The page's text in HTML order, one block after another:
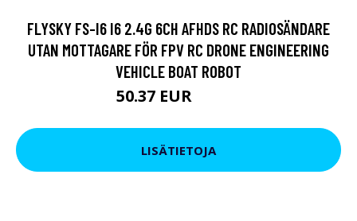
FLYSKY FS-I6 I6 2.4G 6CH AFHDS RC RADIOSÄNDARE
UTAN MOTTAGARE FÖR FPV RC DRONE ENGINEERING
VEHICLE BOAT ROBOT
50.37 EUR
LISÄTIETOJA